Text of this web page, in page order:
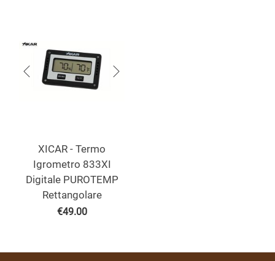
XICAR - Termo
Igrometro 833XI
Digitale PUROTEMP
Rettangolare
€49.00